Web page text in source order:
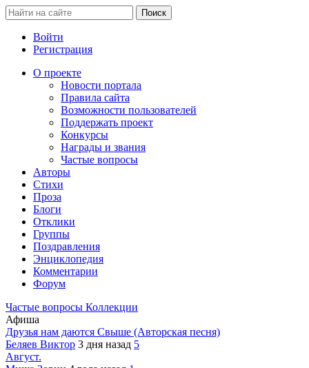
Войти
Регистрация
О проекте
Новости портала
Правила сайта
Возможности пользователей
Поддержать проект
Конкурсы
Награды и звания
Частые вопросы
Авторы
Стихи
Проза
Блоги
Отклики
Группы
Поздравления
Энциклопедия
Комментарии
Форум
Частые вопросы Коллекции
Афиша
Друзья нам даются Свыше (Авторская песня)
Беляев Виктор 3 дня назад 5
Август.